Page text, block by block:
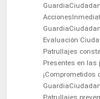
Evaluación
Patrullajes
Presentes en las
¡Comprometidos
Patrullajes